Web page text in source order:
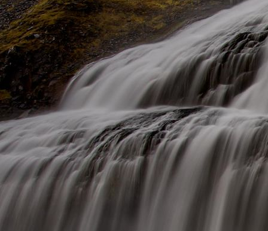
1861834_Wasserblase_JMW